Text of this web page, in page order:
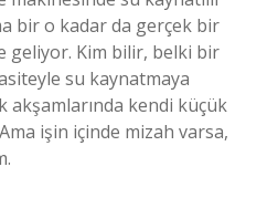
bir o kadar da gerçek bir
geliyor. Kim bilir, belki bir
su kaynatmaya
akşamlarında kendi küçük
işin içinde mizah varsa,